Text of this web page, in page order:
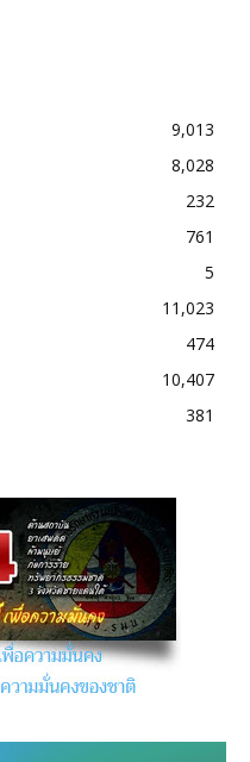
9,013
8,028
232
761
5
11,023
474
10,407
381